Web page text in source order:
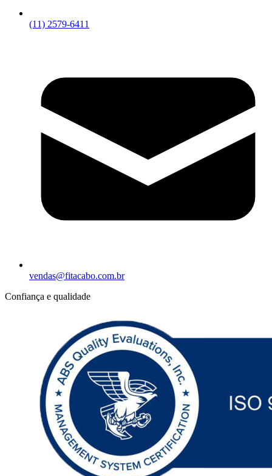
(11) 2579-6411
vendas@fitacabo.com.br
Confiança e qualidade